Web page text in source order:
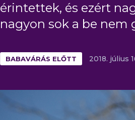
érintettek, és ezért
nagyon sok a be nem
BABAVÁRÁS ELŐTT 2018. július